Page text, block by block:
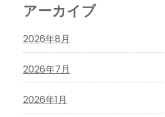
アーカイブ
2026年8月
2026年7月
2026年1月